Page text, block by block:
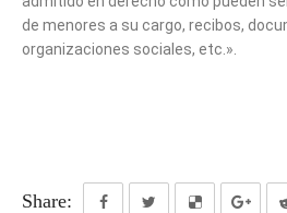
de menores a su cargo, recibos,
organizaciones sociales, etc.».
Share: